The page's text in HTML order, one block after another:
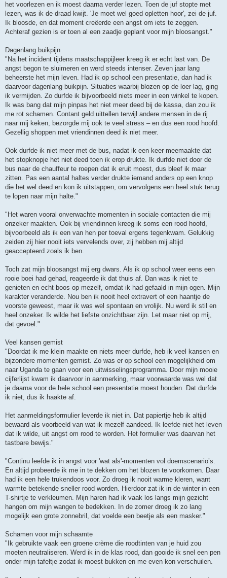
het voorlezen en ik moest daarna verder lezen. Toen de juf stopte met
lezen, was ik de draad kwijt. 'Je moet wel goed opletten hoor', zei de juf.
Ik bloosde, en dat moment creëerde een angst om iets te zeggen.
Achteraf gezien is er toen al een zaadje geplant voor mijn bloosangst."
Dagenlang buikpijn
"Na het incident tijdens maatschappijleer kreeg ik er echt last van. De
angst begon te sluimeren en werd steeds intenser. Zeven jaar lang
beheerste het mijn leven. Had ik op school een presentatie, dan had ik
daarvoor dagenlang buikpijn. Situaties waarbij blozen op de loer lag, ging
ik vermijden. Zo durfde ik bijvoorbeeld niets meer in een winkel te kopen.
Ik was bang dat mijn pinpas het niet meer deed bij de kassa, dan zou ik
me rot schamen. Contant geld uittellen terwijl andere mensen in de rij
naar mij keken, bezorgde mij ook te veel stress – en dus een rood hoofd.
Gezellig shoppen met vriendinnen deed ik niet meer.
Ook durfde ik niet meer met de bus, nadat ik een keer meemaakte dat
het stopknopje het niet deed toen ik erop drukte. Ik durfde niet door de
bus naar de chauffeur te roepen dat ik eruit moest, dus bleef ik maar
zitten. Pas een aantal haltes verder drukte iemand anders op een knop
die het wel deed en kon ik uitstappen, om vervolgens een heel stuk terug
te lopen naar mijn halte."
"Het waren vooral onverwachte momenten in sociale contacten die mij
onzeker maakten. Ook bij vriendinnen kreeg ik soms een rood hoofd,
bijvoorbeeld als ik een van hen per toeval ergens tegenkwam. Gelukkig
zeiden zij hier nooit iets vervelends over, zij hebben mij altijd
geaccepteerd zoals ik ben.
Toch zat mijn bloosangst mij erg dwars. Als ik op school weer eens een
rooie boei had gehad, reageerde ik dat thuis af. Dan was ik niet te
genieten en echt boos op mezelf, omdat ik had gefaald in mijn ogen. Mijn
karakter veranderde. Nou ben ik nooit heel extravert of een haantje de
voorste geweest, maar ik was wel spontaan en vrolijk. Nu werd ik stil en
heel onzeker. Ik wilde het liefste onzichtbaar zijn. Let maar niet op mij,
dat gevoel."
Veel kansen gemist
"Doordat ik me klein maakte en niets meer durfde, heb ik veel kansen en
bijzondere momenten gemist. Zo was er op school een mogelijkheid om
naar Uganda te gaan voor een uitwisselingsprogramma. Door mijn mooie
cijferlijst kwam ik daarvoor in aanmerking, maar voorwaarde was wel dat
je daarna voor de hele school een presentatie moest houden. Dat durfde
ik niet, dus ik haakte af.
Het aanmeldingsformulier leverde ik niet in. Dat papiertje heb ik altijd
bewaard als voorbeeld van wat ik mezelf aandeed. Ik leefde niet het leven
dat ik wilde, uit angst om rood te worden. Het formulier was daarvan het
tastbare bewijs."
"Continu leefde ik in angst voor 'wat als'-momenten vol doemscenario’s.
En altijd probeerde ik me in te dekken om het blozen te voorkomen. Daar
had ik een hele trukendoos voor. Zo droeg ik nooit warme kleren, want
warmte betekende sneller rood worden. Hierdoor zat ik in de winter in een
T-shirtje te verkleumen. Mijn haren had ik vaak los langs mijn gezicht
hangen om mijn wangen te bedekken. In de zomer droeg ik zo lang
mogelijk een grote zonnebril, dat voelde een beetje als een masker."
Schamen voor mijn schaamte
"Ik gebruikte vaak een groene crème die roodtinten van je huid zou
moeten neutraliseren. Werd ik in de klas rood, dan gooide ik snel een pen
onder mijn tafeltje zodat ik moest bukken en me even kon verschuilen.